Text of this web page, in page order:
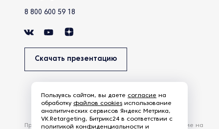
8 800 600 59 18
Скачать презентацию
Продолжая использовать наш сайт, вы даете согласие на
Пользуясь сайтом, вы даете согласие на
обработку файлов cookies использование
аналитических сервисов Яндекс Метрика,
VK.Retargeting, Битрикс24 в соответствии с
политикой конфиденциальности и